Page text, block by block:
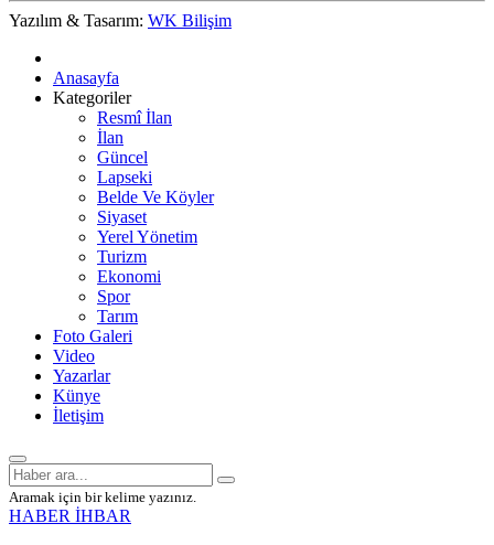
Yazılım & Tasarım: WK Bilişim
Anasayfa
Kategoriler
Resmî İlan
İlan
Güncel
Lapseki
Belde Ve Köyler
Siyaset
Yerel Yönetim
Turizm
Ekonomi
Spor
Tarım
Foto Galeri
Video
Yazarlar
Künye
İletişim
Aramak için bir kelime yazınız.
HABER İHBAR